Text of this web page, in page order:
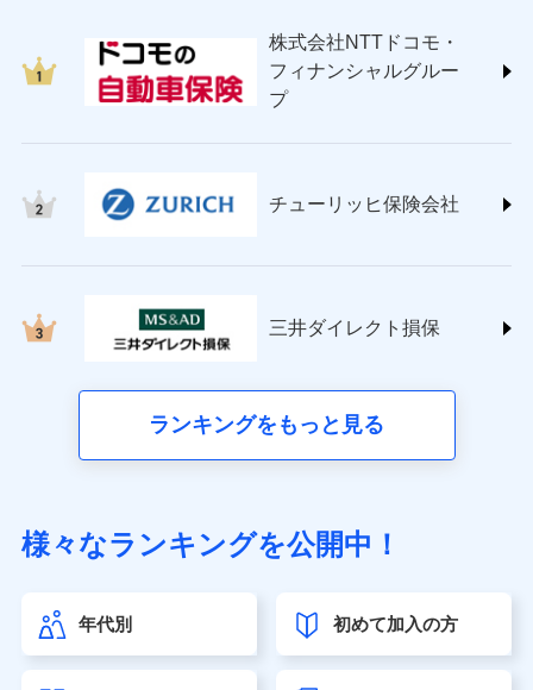
ＳＯＭＰＯダイレクト損害保険株式会社
(https://www.sompo-direct.co.jp/)
チューリッヒ保険会社 (https://www.zurich.co.jp/)
(https://www.nisshinfire.co.jp/)
(https://www.petfamilyins.co.jp/)
ins.com/)
三井ダイレクト損害保険株式会社
（https://www.sonylife.co.jp）
第一ネオ生命保険株式会社（https://neofirst.co.jp/）
大樹生命保険株式会社（https://www.taiju-life.co.jp）
株式会社NTTドコモ・
フィナンシャルグルー
プ
チューリッヒ保険会社
三井ダイレクト損保
ランキングをもっと見る
様々なランキングを公開中！
年代別 初めて加入の方